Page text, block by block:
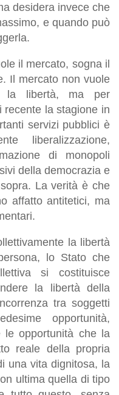
desidera invece che
e quando può
il mercato, sogna il
Il mercato non vuole
la libertà, ma per
recente la stagione in
servizi pubblici è
liberalizzazione,
di monopoli
della democrazia e
La verità è che
affatto antitetici, ma
la libertà
lo Stato che
si costituisce
la libertà della
tra soggetti
opportunità,
le opportunità che la
reale della propria
una vita dignitosa, la
ultima quella di tipo